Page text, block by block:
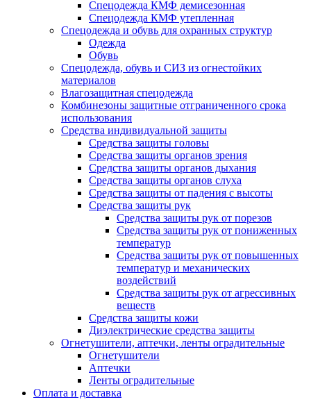
Спецодежда КМФ демисезонная
Спецодежда КМФ утепленная
Спецодежда и обувь для охранных структур
Одежда
Обувь
Спецодежда, обувь и СИЗ из огнестойких
материалов
Влагозащитная спецодежда
Комбинезоны защитные отграниченного срока
использования
Средства индивидуальной защиты
Средства защиты головы
Средства защиты органов зрения
Средства защиты органов дыхания
Средства защиты органов слуха
Средства защиты от падения с высоты
Средства защиты рук
Средства защиты рук от порезов
Средства защиты рук от пониженных
температур
Средства защиты рук от повышенных
температур и механических
воздействий
Средства защиты рук от агрессивных
веществ
Средства защиты кожи
Диэлектрические средства защиты
Огнетушители, аптечки, ленты оградительные
Огнетушители
Аптечки
Ленты оградительные
Оплата и доставка